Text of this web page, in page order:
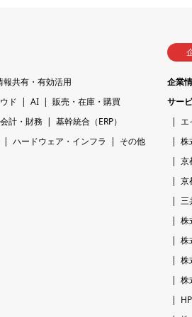
報共有・有効活用
ド
AI
販売・在庫・購買
計・財務
基幹統合（ERP）
ハードウェア・インフラ
その他
企業
サー
エ
株
京
京
三
株
株
株
株